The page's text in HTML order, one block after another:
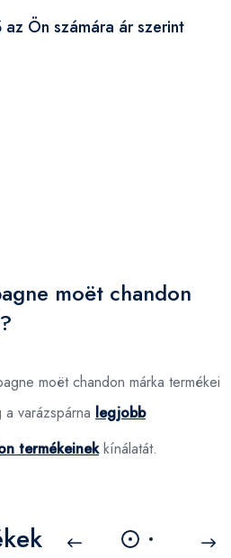
Ön számára ár szerint
moët chandon
moët chandon márka termékei
varázspárna legjobb
termékeinekkínálatát.